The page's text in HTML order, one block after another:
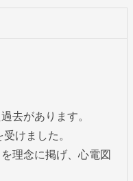
去があります。
けました。
理念に掲げ、心電図